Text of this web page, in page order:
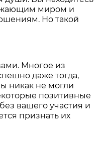
миром и
Но такой
Многое из
даже тогда,
никак не могли
позитивные
вашего участия и
признать их